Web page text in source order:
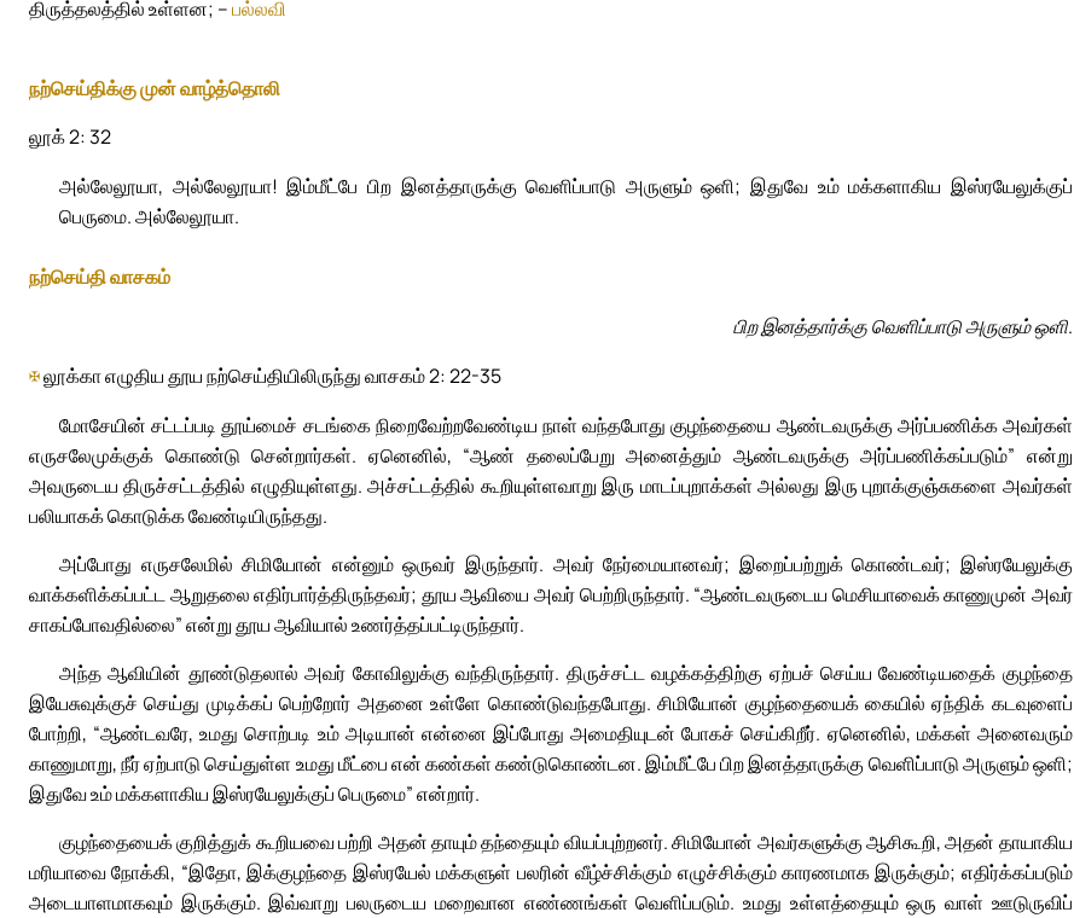
திருத்தலத்தில் உள்ளன; –பல்லவி
நற்செய்திக்கு முன் வாழ்த்தொலி
லூக் 2: 32
அல்லேலூயா, அல்லேலூயா! இம்மீட்பே பிற இனத்தாருக்கு வெளிப்பாடு அருளும் ஒளி; இதுவே உம் மக்களாகிய இஸ்ரயேலுக்குப்
பெருமை. அல்லேலூயா.
நற்செய்தி வாசகம்
பிற இனத்தார்க்கு வெளிப்பாடு அருளும் ஒளி.
✠லூக்கா எழுதிய தூய நற்செய்தியிலிருந்து வாசகம் 2: 22-35
மோசேயின் சட்டப்படி தூய்மைச் சடங்கை நிறைவேற்றவேண்டிய நாள் வந்தபோது குழந்தையை ஆண்டவருக்கு அர்ப்பணிக்க அவர்கள்
எருசலேமுக்குக் கொண்டு சென்றார்கள். ஏனெனில், “ஆண் தலைப்பேறு அனைத்தும் ஆண்டவருக்கு அர்ப்பணிக்கப்படும்” என்று
அவருடைய திருச்சட்டத்தில் எழுதியுள்ளது. அச்சட்டத்தில் கூறியுள்ளவாறு இரு மாடப்புறாக்கள் அல்லது இரு புறாக்குஞ்சுகளை அவர்கள்
பலியாகக் கொடுக்க வேண்டியிருந்தது.
அப்போது எருசலேமில் சிமியோன் என்னும் ஒருவர் இருந்தார். அவர் நேர்மையானவர்; இறைப்பற்றுக் கொண்டவர்; இஸ்ரயேலுக்கு
வாக்களிக்கப்பட்ட ஆறுதலை எதிர்பார்த்திருந்தவர்; தூய ஆவியை அவர் பெற்றிருந்தார். “ஆண்டவருடைய மெசியாவைக் காணுமுன் அவர்
சாகப்போவதில்லை” என்று தூய ஆவியால் உணர்த்தப்பட்டிருந்தார்.
அந்த ஆவியின் தூண்டுதலால் அவர் கோவிலுக்கு வந்திருந்தார். திருச்சட்ட வழக்கத்திற்கு ஏற்பச் செய்ய வேண்டியதைக் குழந்தை
இயேசுவுக்குச் செய்து முடிக்கப் பெற்றோர் அதனை உள்ளே கொண்டுவந்தபோது. சிமியோன் குழந்தையைக் கையில் ஏந்திக் கடவுளைப்
போற்றி, “ஆண்டவரே, உமது சொற்படி உம் அடியான் என்னை இப்போது அமைதியுடன் போகச் செய்கிறீர். ஏனெனில், மக்கள் அனைவரும்
காணுமாறு, நீர் ஏற்பாடு செய்துள்ள உமது மீட்பை என் கண்கள் கண்டுகொண்டன. இம்மீட்பே பிற இனத்தாருக்கு வெளிப்பாடு அருளும் ஒளி;
இதுவே உம் மக்களாகிய இஸ்ரயேலுக்குப் பெருமை” என்றார்.
குழந்தையைக் குறித்துக் கூறியவை பற்றி அதன் தாயும் தந்தையும் வியப்புற்றனர். சிமியோன் அவர்களுக்கு ஆசிகூறி, அதன் தாயாகிய
மரியாவை நோக்கி, “இதோ, இக்குழந்தை இஸ்ரயேல் மக்களுள் பலரின் வீழ்ச்சிக்கும் எழுச்சிக்கும் காரணமாக இருக்கும்; எதிர்க்கப்படும்
அடையாளமாகவும் இருக்கும். இவ்வாறு பலருடைய மறைவான எண்ணங்கள் வெளிப்படும். உமது உள்ளத்தையும் ஒரு வாள் ஊடுருவிப்